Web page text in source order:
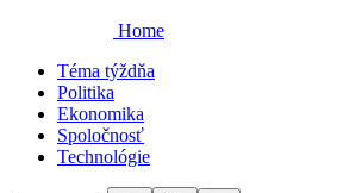
Home
Téma týždňa
Politika
Ekonomika
Spoločnosť
Technológie